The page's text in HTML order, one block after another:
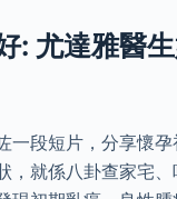
: 尤達雅醫
一段短片，分享懷
，就係八卦查家宅